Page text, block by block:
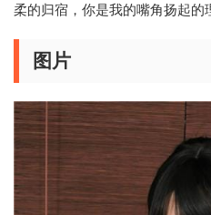
柔的归宿，你是我的嘴角扬起
图片